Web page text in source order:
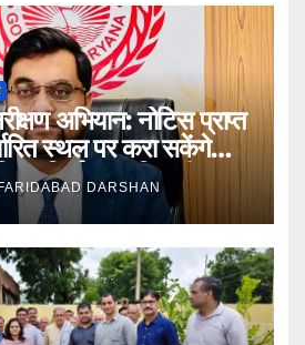
अभियान: नोटिस प्राप्त
स्थल पर करा सकेंगे
निर्वाचन अधिकारी आयुष
DARSHAN